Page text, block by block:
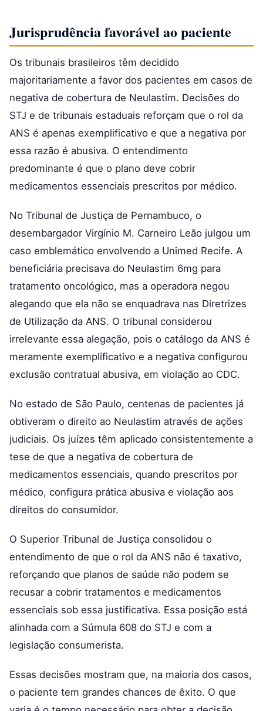
Jurisprudência favorável ao paciente
Os tribunais brasileiros têm decidido
majoritariamente a favor dos pacientes em casos de
negativa de cobertura de Neulastim. Decisões do
STJ e de tribunais estaduais reforçam que o rol da
ANS é apenas exemplificativo e que a negativa por
essa razão é abusiva. O entendimento
predominante é que o plano deve cobrir
medicamentos essenciais prescritos por médico.
No Tribunal de Justiça de Pernambuco, o
desembargador Virgínio M. Carneiro Leão julgou um
caso emblemático envolvendo a Unimed Recife. A
beneficiária precisava do Neulastim 6mg para
tratamento oncológico, mas a operadora negou
alegando que ela não se enquadrava nas Diretrizes
de Utilização da ANS. O tribunal considerou
irrelevante essa alegação, pois o catálogo da ANS é
meramente exemplificativo e a negativa configurou
exclusão contratual abusiva, em violação ao CDC.
No estado de São Paulo, centenas de pacientes já
obtiveram o direito ao Neulastim através de ações
judiciais. Os juízes têm aplicado consistentemente a
tese de que a negativa de cobertura de
medicamentos essenciais, quando prescritos por
médico, configura prática abusiva e violação aos
direitos do consumidor.
O Superior Tribunal de Justiça consolidou o
entendimento de que o rol da ANS não é taxativo,
reforçando que planos de saúde não podem se
recusar a cobrir tratamentos e medicamentos
essenciais sob essa justificativa. Essa posição está
alinhada com a Súmula 608 do STJ e com a
legislação consumerista.
Essas decisões mostram que, na maioria dos casos,
o paciente tem grandes chances de êxito. O que